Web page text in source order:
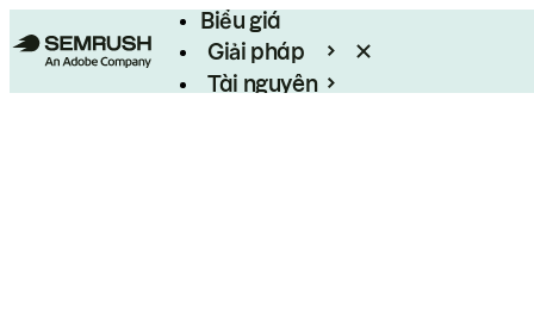
Biểu giá
Giải pháp
Tài nguyên